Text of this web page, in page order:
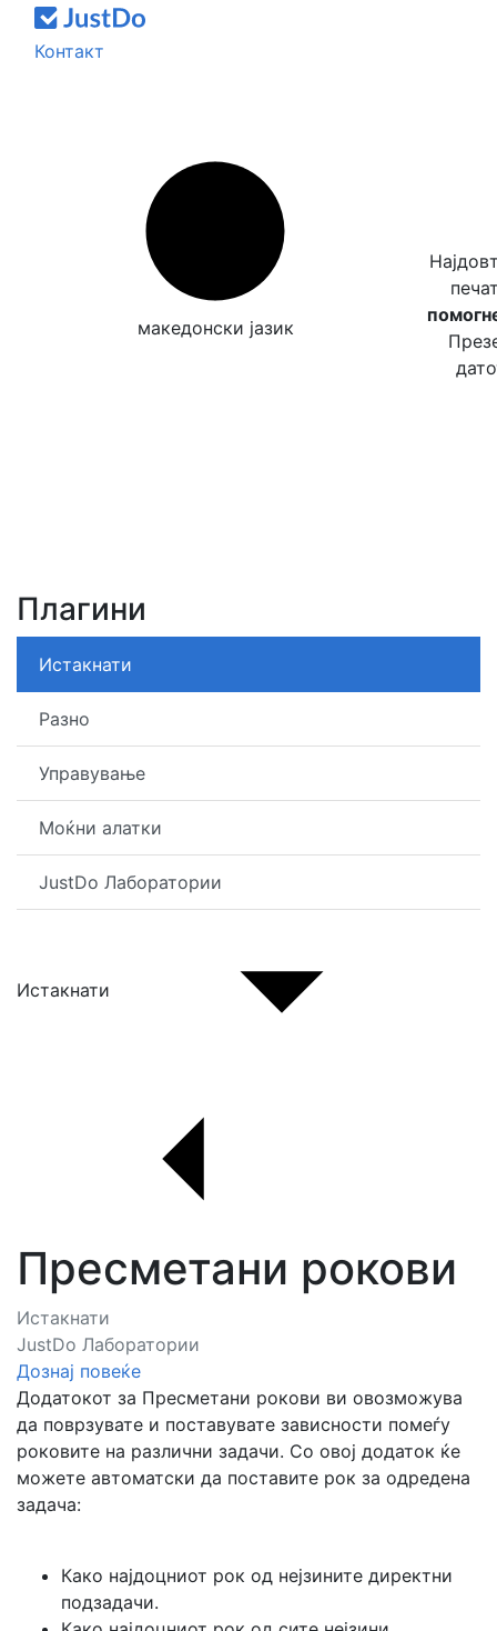
Контакт
македонски јазик
Плагини
Истакнати
Разно
Управување
Моќни алатки
JustDo Лаборатории
Истакнати
Пресметани рокови
Истакнати
JustDo Лаборатории
Дознај повеќе
Додатокот за Пресметани рокови ви овозможува
да поврзувате и поставувате зависности помеѓу
роковите на различни задачи. Со овој додаток ќе
можете автоматски да поставите рок за одредена
задача:
Како најдоцниот рок од нејзините директни
подзадачи.